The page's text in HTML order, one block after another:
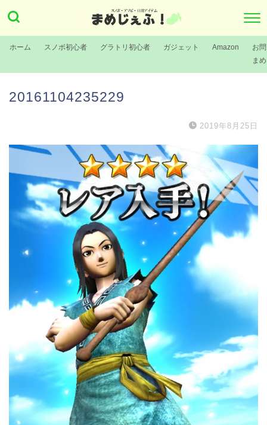
ホーム スノボ初心者 グラトリ初心者 ガジェット Amazon
お
ま
20161104235229
2019年8月25日